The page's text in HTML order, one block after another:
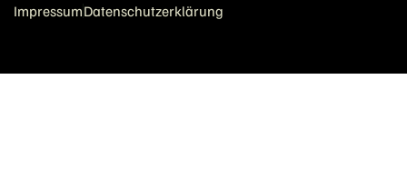
ImpressumDatenschutzerklärung